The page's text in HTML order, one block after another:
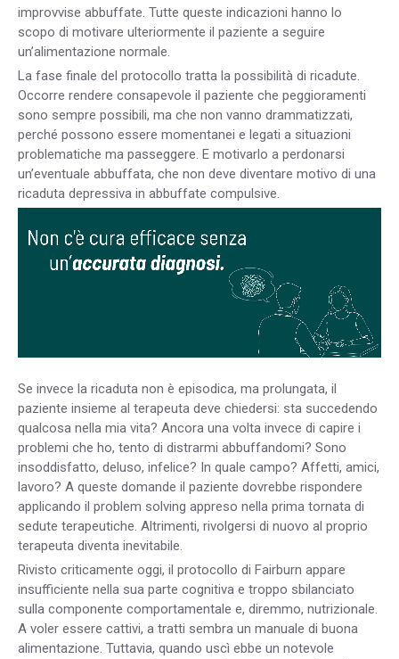
improvvise abbuffate. Tutte queste indicazioni hanno lo
scopo di motivare ulteriormente il paziente a seguire
un’alimentazione normale.
La fase finale del protocollo tratta la possibilità di ricadute.
Occorre rendere consapevole il paziente che peggioramenti
sono sempre possibili, ma che non vanno drammatizzati,
perché possono essere momentanei e legati a situazioni
problematiche ma passeggere. E motivarlo a perdonarsi
un’eventuale abbuffata, che non deve diventare motivo di una
ricaduta depressiva in abbuffate compulsive.
Se invece la ricaduta non è episodica, ma prolungata, il
paziente insieme al terapeuta deve chiedersi: sta succedendo
qualcosa nella mia vita? Ancora una volta invece di capire i
problemi che ho, tento di distrarmi abbuffandomi? Sono
insoddisfatto, deluso, infelice? In quale campo? Affetti, amici,
lavoro? A queste domande il paziente dovrebbe rispondere
applicando il problem solving appreso nella prima tornata di
sedute terapeutiche. Altrimenti, rivolgersi di nuovo al proprio
terapeuta diventa inevitabile.
Rivisto criticamente oggi, il protocollo di Fairburn appare
insufficiente nella sua parte cognitiva e troppo sbilanciato
sulla componente comportamentale e, diremmo, nutrizionale.
A voler essere cattivi, a tratti sembra un manuale di buona
alimentazione. Tuttavia, quando uscì ebbe un notevole